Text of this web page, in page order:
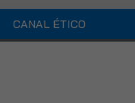
CANAL ÉTICO